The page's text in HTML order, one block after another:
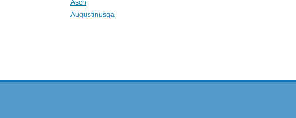
Asch
Augustinusga